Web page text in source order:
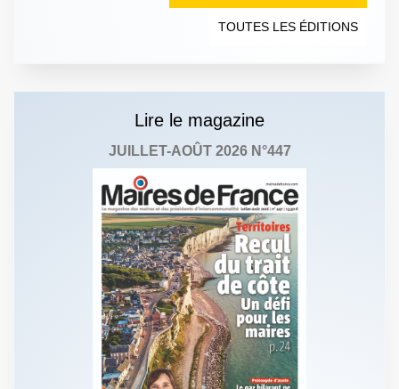
TOUTES LES ÉDITIONS
Lire le magazine
JUILLET-AOÛT 2026 N°447